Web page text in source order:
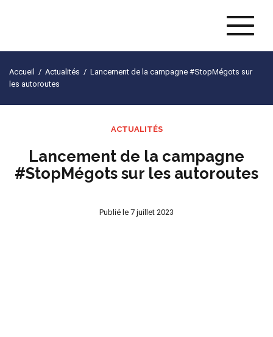
Accueil / Actualités / Lancement de la campagne #StopMégots sur
les autoroutes
ACTUALITÉS
Lancement de la campagne
#StopMégots sur les autoroutes
Publié le 7 juillet 2023